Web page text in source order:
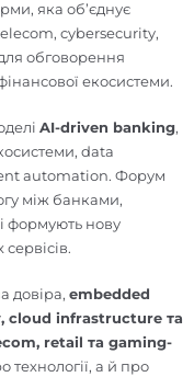
яка об’єднує
cybersecurity,
обговорення
екосистеми.
AI-driven banking,
data
automation. Форум
між банками,
формують нову
довіра, embedded
cloud infrastructure та
retail та gaming-
а й про